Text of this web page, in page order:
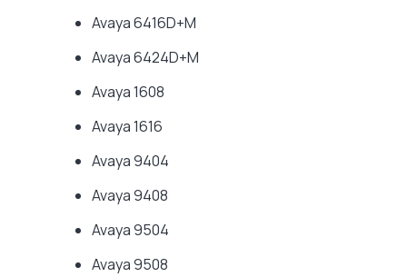
Avaya 6416D+M
Avaya 6424D+M
Avaya 1608
Avaya 1616
Avaya 9404
Avaya 9408
Avaya 9504
Avaya 9508